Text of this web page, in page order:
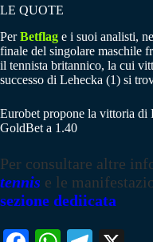
LE QUOTE
PerBetflag e i suoi analisti,
finale del singolare maschile
il tennista britannico, la cui
successo di Lehecka (1) si
Eurobet propone la vittoria
GoldBet a 1.40
Per consultare altre
tennis e le
sezione dediicata